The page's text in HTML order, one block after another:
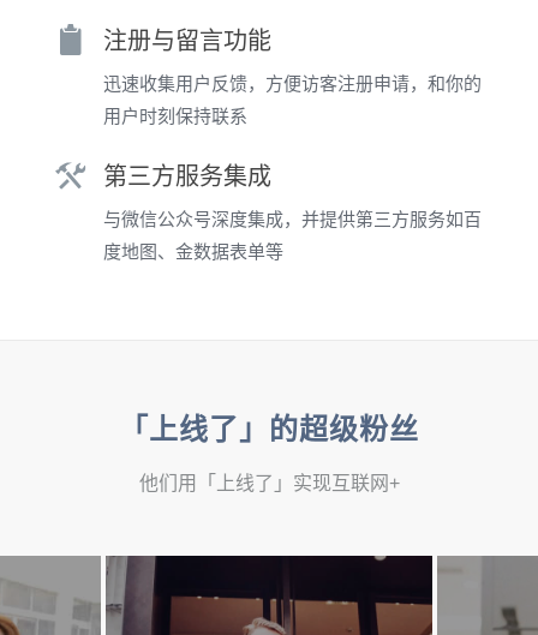
注册与留言功能
迅速收集用户反馈，方便访客注册申请，和你的
用户时刻保持联系
第三方服务集成
与微信公众号深度集成，并提供第三方服务如百
度地图、金数据表单等
「上线了」的超级粉丝
他们用「上线了」实现互联网+